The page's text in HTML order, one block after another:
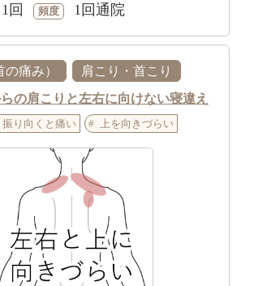
1回 頻度 1回通院
痛み） 肩こり・首こり
の肩こりと左右に向けない寝違え
振り向くと痛い 上を向きづらい